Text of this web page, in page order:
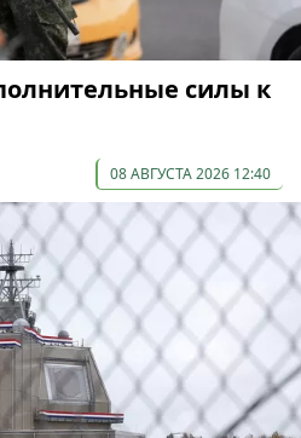
силы к
08 АВГУСТА 2026 12:40